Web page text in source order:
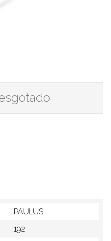
PAULUS
192